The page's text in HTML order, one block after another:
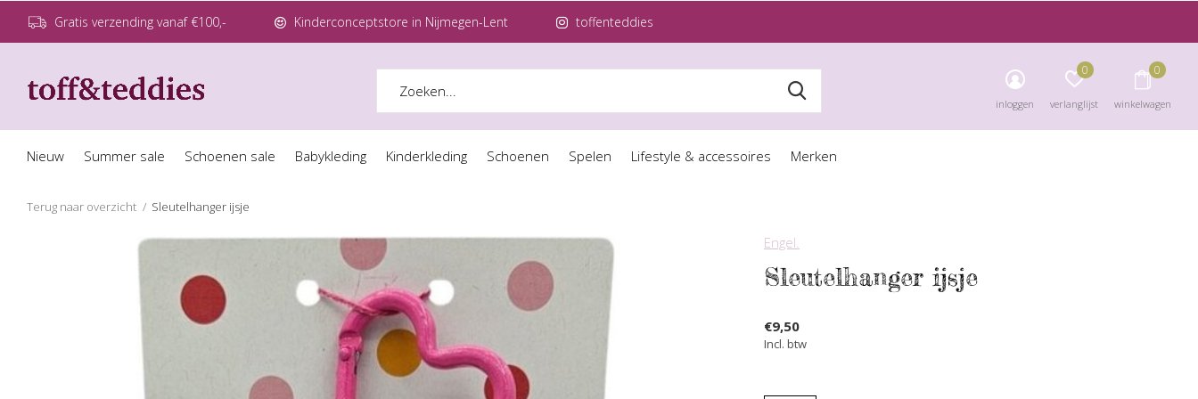
Nieuw Summer sale Schoenen sale Babykleding Kinderkleding Schoenen Spelen Lifestyle & accessoires Merken
inloggen verlanglijst
0
winkelwagen
0
Gratis verzending vanaf €100,- Kinderconceptstore in Nijmegen-Lent toffenteddies
Terug naar overzicht Sleutelhanger ijsje
Engel.
Sleutelhanger ijsje
€9,50
Incl. btw